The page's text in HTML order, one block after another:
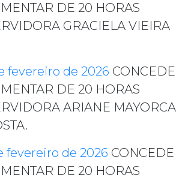
DE 20 HORAS
GRACIELA VIEIRA
fevereiro de 2026 CONCEDE
DE 20 HORAS
ARIANE MAYORCA
fevereiro de 2026 CONCEDE
DE 20 HORAS